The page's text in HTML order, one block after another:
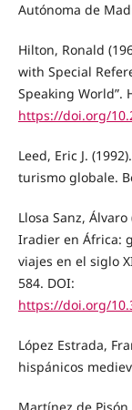
Autónoma de
Hilton, Ronald
with Special
Speaking World”.
https://doi.org/
Leed, Eric J.
turismo globale.
Llosa Sanz,
Iradier en África:
viajes en el siglo
584. DOI:
https://doi.org/
López Estrada,
hispánicos